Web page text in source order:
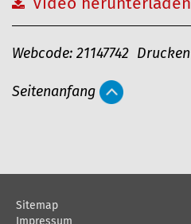
Video herunterladen
A
t
e
a
Webcode: 21147742 Drucken
Seitenanfang
Sitemap